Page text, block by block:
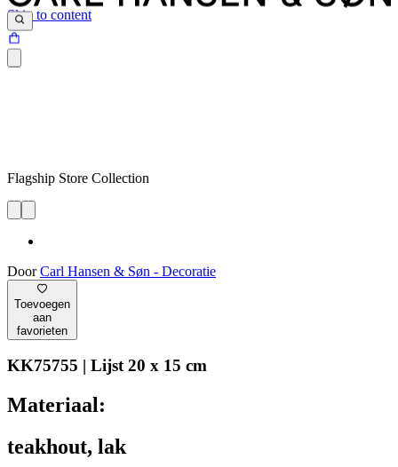
Skip to content
Flagship Store Collection
DoorCarl Hansen & Søn - Decoratie
Toevoegen
aan
favorieten
KK75755 | Lijst 20 x 15 cm
Materiaal:
teakhout, lak